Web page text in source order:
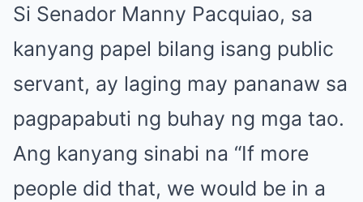
Si Senador Manny Pacquiao, sa
kanyang papel bilang isang public
servant, ay laging may pananaw sa
pagpapabuti ng buhay ng mga tao.
Ang kanyang sinabi na “If more
people did that, we would be in a